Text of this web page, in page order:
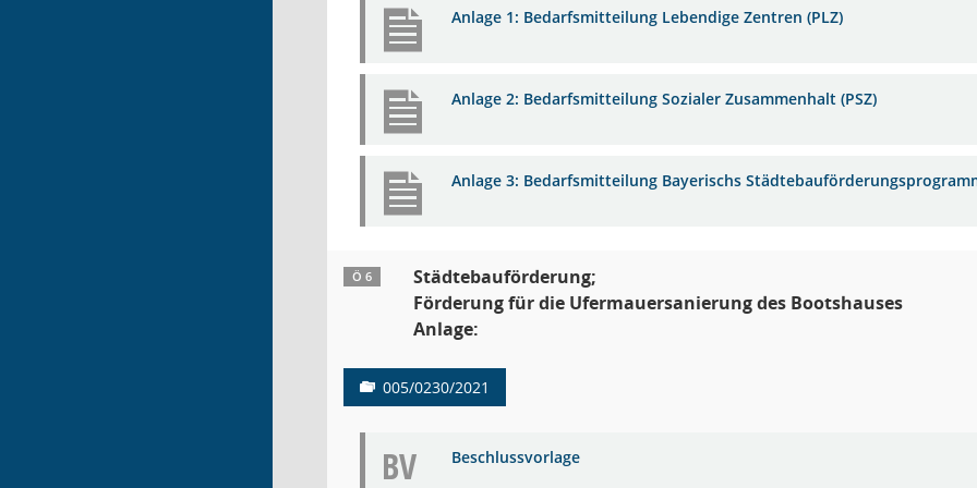
Anlage 1: Bedarfsmitteilung Lebendige Zentren (PLZ)
Anlage 2: Bedarfsmitteilung Sozialer Zusammenhalt (PSZ)
Anlage 3: Bedarfsmitteilung Bayerischs
Ö 6
Städtebauförderung;
Förderung für die Ufermauersanierung des Bootshauses
Anlage:
005/0230/2021
BV Beschlussvorlage